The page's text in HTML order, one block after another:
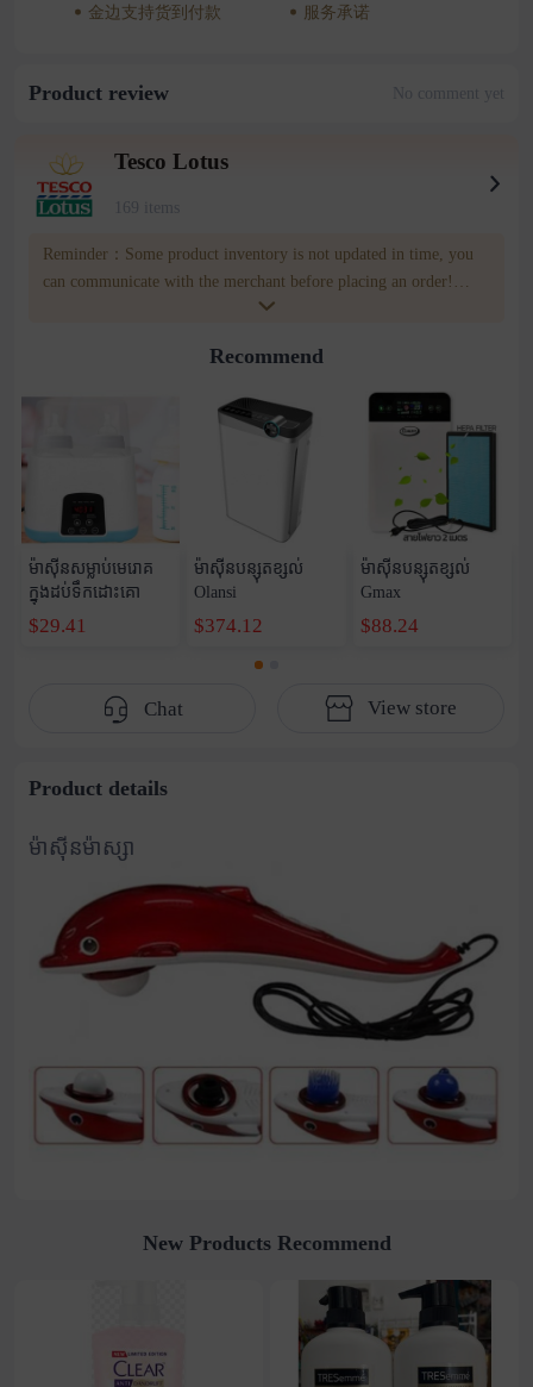
金边支持货到付款 服务承诺
Product review No comment yet
Tesco Lotus
169 items
Reminder：Some product inventory is not updated in time, you
can communicate with the merchant before placing an order!
merchatn number:010433393 Wownow customer service
Recommend
ម៉ាស៊ីនសម្លាប់មេរោគ
ក្នុងដប់ទឹកដោះគោ
$29.41
ម៉ាស៊ីនបន្សុតខ្សល់
Olansi
$374.12
ម៉ាស៊ីនបន្សុតខ្សល់
Gmax
$88.24
Chat View store
Product details
ម៉ាស៊ីនម៉ាស្សា
New Products Recommend